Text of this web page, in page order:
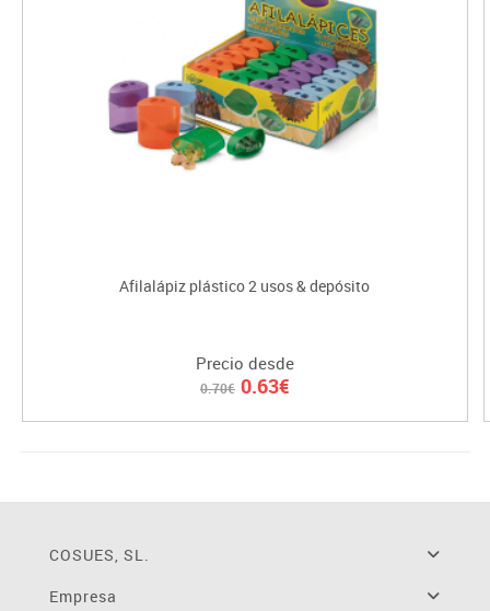
Afilalápiz plástico 2 usos & depósito
Precio desde
0.70€ 0.63€
COSUES, SL.
Empresa